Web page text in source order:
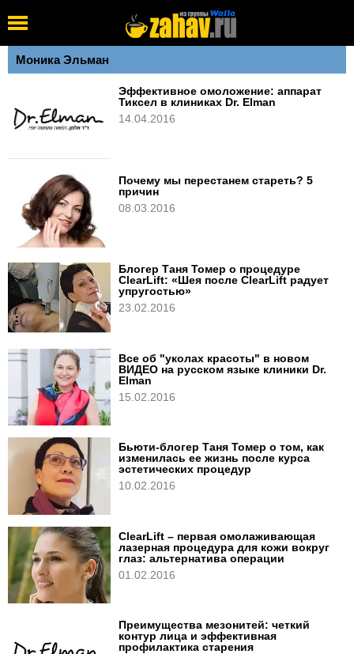
Моника Эльман
Эффективное омоложение: аппарат
Тиксел в клиниках Dr. Elman
14.04.2016
Почему мы перестанем стареть? 5
причин
08.03.2016
Блогер Таня Томер о процедуре
ClearLift: «Шея после ClearLift радует
упругостью»
23.02.2016
Все об "уколах красоты" в новом
ВИДЕО на русском языке клиники Dr.
Elman
15.02.2016
Бьюти-блогер Таня Томер о том, как
изменилась ее жизнь после курса
эстетических процедур
10.02.2016
ClearLift – первая омолаживающая
лазерная процедура для кожи вокруг
глаз: альтернатива операции
01.02.2016
Преимущества мезонитей: четкий
контур лица и эффективная
профилактика старения